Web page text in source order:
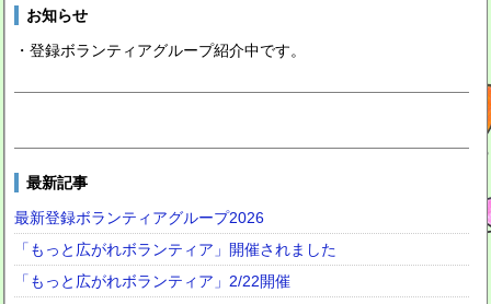
お知らせ
・登録ボランティアグループ紹介中です。
最新記事
最新登録ボランティアグループ2026
「もっと広がれボランティア」開催されました
「もっと広がれボランティア」2/22開催